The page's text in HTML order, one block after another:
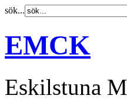
sök...
EMCK
Eskilstuna